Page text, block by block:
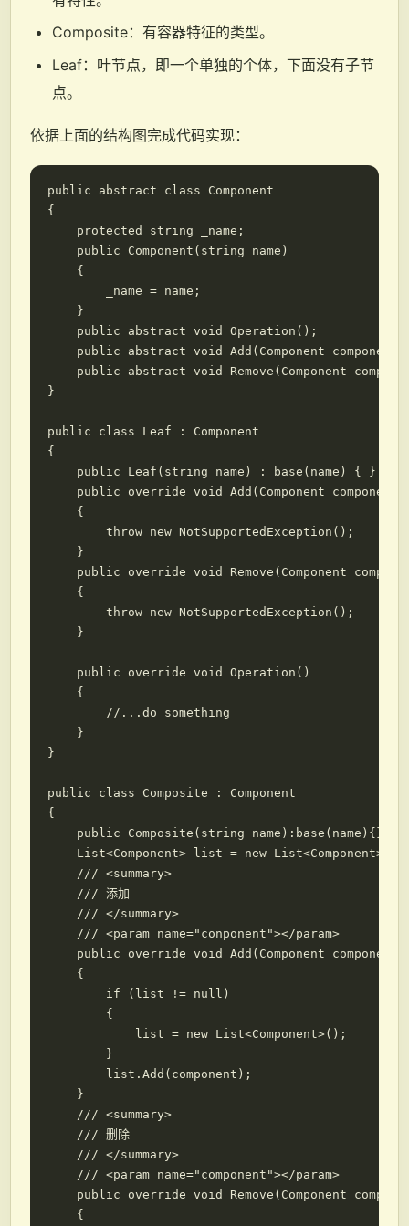
Composite：有容器特征的类型。
Leaf：叶节点，即一个单独的个体，下面没有子节
点。
依据上面的结构图完成代码实现：
public abstract class Component
{
    protected string _name;
    public Component(string name)
    {
        _name = name;
    }
    public abstract void Operation();
public abstract void Add(Component
public abstract void Remove(Component
}
public class Leaf : Component
{
    public Leaf(string name) : base(name) { }
    public override void Add(Component component)
    {
        throw new NotSupportedException();
    }
public override void Remove(Component
    {
        throw new NotSupportedException();
    }
    public override void Operation()
    {
        //...do something
    }
}
public class Composite : Component
{
    public Composite(string name):base(name){}
    List<Component> list = new List<Component>();
    /// <summary>
    /// 添加
    /// </summary>
    /// <param name="conponent"></param>
    public override void Add(Component component)
    {
        if (list != null)
        {
            list = new List<Component>();
        }
        list.Add(component);
    }
    /// <summary>
    /// 删除
    /// </summary>
    /// <param name="component"></param>
public override void Remove(Component
    {